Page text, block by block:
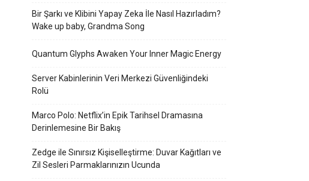
Bir Şarkı ve Klibini Yapay Zeka İle Nasıl Hazırladım?
Wake up baby, Grandma Song
Quantum Glyphs Awaken Your Inner Magic Energy
Server Kabinlerinin Veri Merkezi Güvenliğindeki
Rolü
Marco Polo: Netflix’in Epik Tarihsel Dramasına
Derinlemesine Bir Bakış
Zedge ile Sınırsız Kişiselleştirme: Duvar Kağıtları ve
Zil Sesleri Parmaklarınızın Ucunda